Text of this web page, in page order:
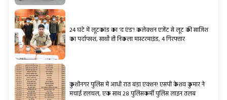
24 घंटे में लूटकांड का ‘द एंड’! कलेक्शन एजेंट से लूट की साजिश
का पर्दाफाश, साथी ही निकला मास्टरमाइंड, 4 गिरफ्तार
कुशीनगर पुलिस में आधी रात बड़ा एक्शन! एसपी केशव कुमार ने
मचाई हलचल, एक साथ 28 पुलिसकर्मी पुलिस लाइन तलब